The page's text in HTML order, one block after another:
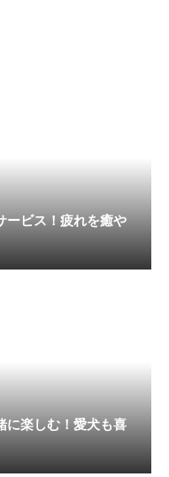
ービス！疲れを癒や
に楽しむ！愛犬も喜